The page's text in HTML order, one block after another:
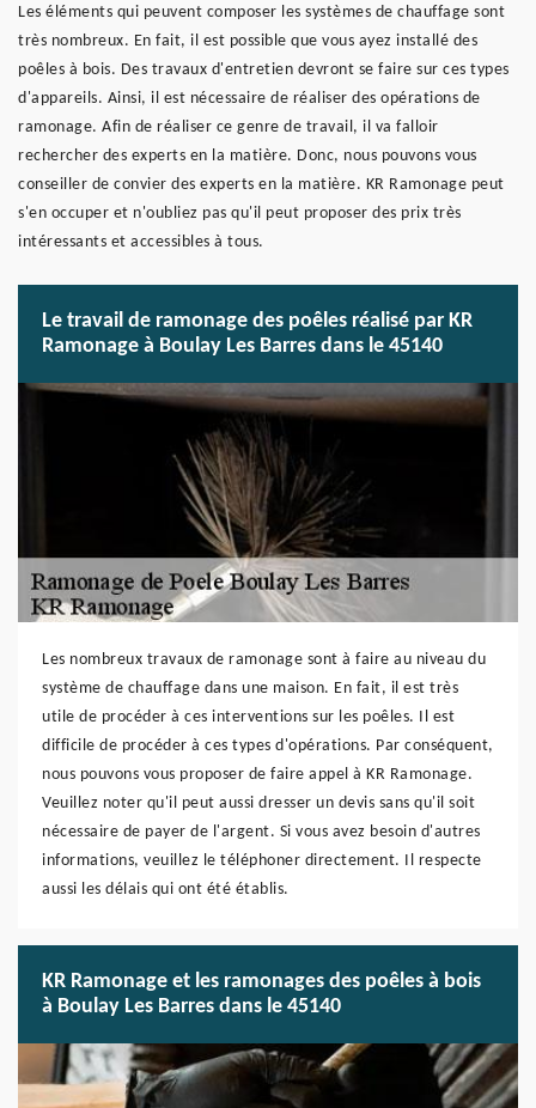
Les éléments qui peuvent composer les systèmes de chauffage sont
très nombreux. En fait, il est possible que vous ayez installé des
poêles à bois. Des travaux d'entretien devront se faire sur ces types
d'appareils. Ainsi, il est nécessaire de réaliser des opérations de
ramonage. Afin de réaliser ce genre de travail, il va falloir
rechercher des experts en la matière. Donc, nous pouvons vous
conseiller de convier des experts en la matière. KR Ramonage peut
s'en occuper et n'oubliez pas qu'il peut proposer des prix très
intéressants et accessibles à tous.
Le travail de ramonage des poêles réalisé par KR
Ramonage à Boulay Les Barres dans le 45140
Les nombreux travaux de ramonage sont à faire au niveau du
système de chauffage dans une maison. En fait, il est très
utile de procéder à ces interventions sur les poêles. Il est
difficile de procéder à ces types d'opérations. Par conséquent,
nous pouvons vous proposer de faire appel à KR Ramonage.
Veuillez noter qu'il peut aussi dresser un devis sans qu'il soit
nécessaire de payer de l'argent. Si vous avez besoin d'autres
informations, veuillez le téléphoner directement. Il respecte
aussi les délais qui ont été établis.
KR Ramonage et les ramonages des poêles à bois
à Boulay Les Barres dans le 45140